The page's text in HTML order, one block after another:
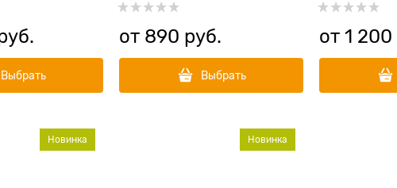
Выбрать
добавлением брусники
от 890 руб.
Выбрать
от 1 200
Новинка Новинка